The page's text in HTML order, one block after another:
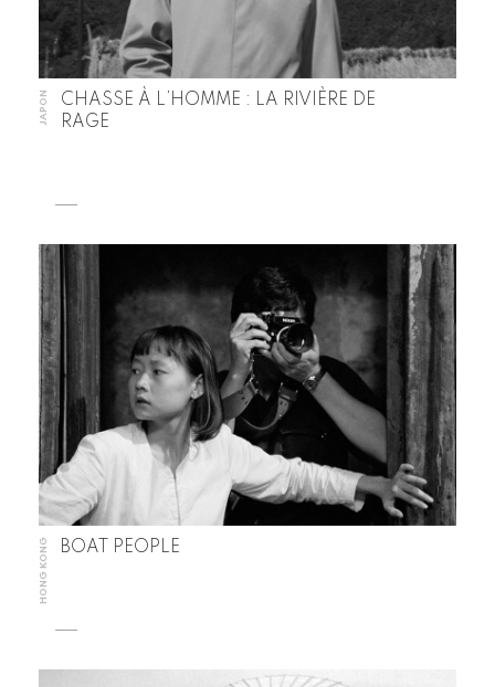
JAPON
CHASSE À L’HOMME : LA RIVIÈRE DE
RAGE
HONG KONG BOAT PEOPLE